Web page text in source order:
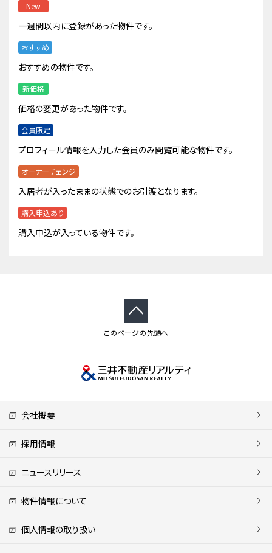
New
一週間以内に登録があった物件です。
おすすめ
おすすめの物件です。
新価格
価格の変更があった物件です。
会員限定
プロフィール情報を入力した会員のみ閲覧可能な物件です。
オーナーチェンジ
入居者が入ったままの状態でのお引渡となります。
購入申込あり
購入申込が入っている物件です。
このページの先頭へ
会社概要
採用情報
ニュースリリース
物件情報について
個人情報の取り扱い